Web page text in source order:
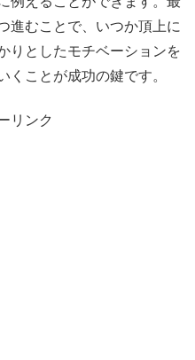
進むことで、いつか頂上に
りとしたモチベーションを
くことが成功の鍵です。
リンク